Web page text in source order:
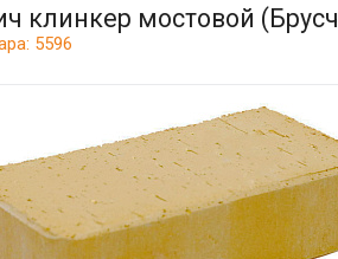
клинкер мостовой
5596